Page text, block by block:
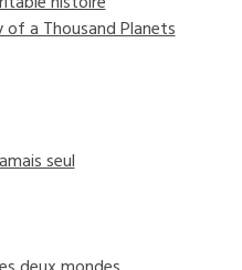
a Thousand Planets
seul